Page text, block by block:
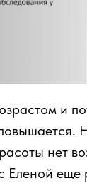
и
нет
Еленой еще